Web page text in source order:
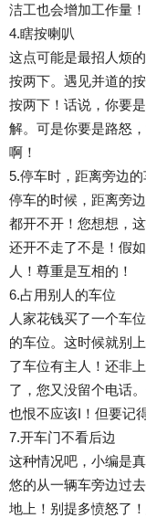
洁工也会增加工作量
4.瞎按喇叭
这点可能是最招人烦
按两下。遇见并道的
按两下！话说，你要
解。可是你要是路怒
啊！
5.停车时，距离旁边的
停车的时候，距离旁
都开不开！您想想，
还开不走了不是！假
人！尊重是互相的！
6.占用别人的车位
人家花钱买了一个车
的车位。这时候就别
了车位有主人！还非
了，您又没留个电话
也恨不应该I！但要记
7.开车门不看后边
这种情况吧，小编是
悠的从一辆车旁边过
地上！别提多愤怒了